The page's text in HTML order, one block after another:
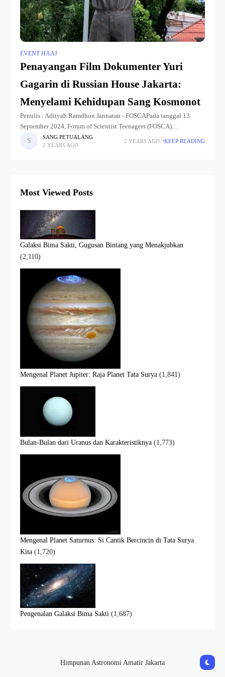
EVENT HAAJ
Penayangan Film Dokumenter Yuri
Gagarin di Russian House Jakarta:
Menyelami Kehidupan Sang Kosmonot
Penulis : Adityah Ramdhon Jannatan - FOSCAPada tanggal 13
September 2024, Forum of Scientist Teenagers (FOSCA)
berkesempatan untuk hadir dalam acara penayangan film
dokumenter berjudul "Gagarin: Embracing the World" yang
SANG PETUALANG
2 YEARS AGO
2 YEARS AGO KEEP READING
Most Viewed Posts
Galaksi Bima Sakti, Gugusan Bintang yang Menakjubkan
(2,110)
Mengenal Planet Jupiter: Raja Planet Tata Surya (1,841)
Bulan-Bulan dari Uranus dan Karakteristiknya (1,773)
Mengenal Planet Saturnus: Si Cantik Bercincin di Tata Surya
Kita (1,720)
Pengenalan Galaksi Bima Sakti (1,687)
Himpunan Astronomi Amatir Jakarta